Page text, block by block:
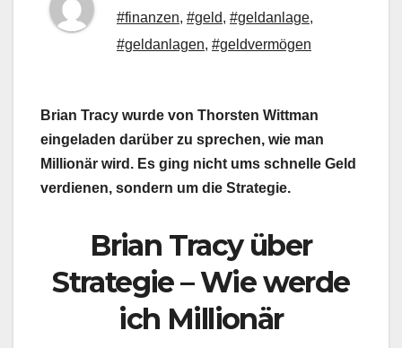
#finanzen, #geld, #geldanlage,
#geldanlagen, #geldvermögen
Brian Tracy wurde von Thorsten Wittman
eingeladen darüber zu sprechen, wie man
Millionär wird. Es ging nicht ums schnelle Geld
verdienen, sondern um die Strategie.
Brian Tracy über
Strategie – Wie werde
ich Millionär